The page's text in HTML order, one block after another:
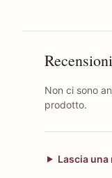
Non ci sono
prodotto.
Lascia